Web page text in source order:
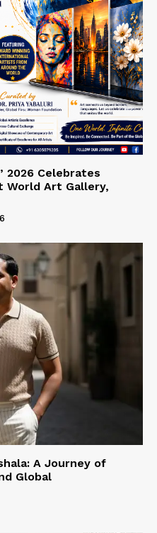
2026 Celebrates
Art Gallery,
A Journey of
Global